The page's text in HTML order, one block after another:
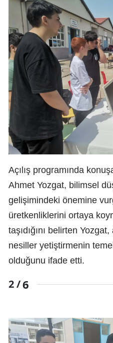
Açılış programında
Ahmet Yozgat, bilimsel
gelişimindeki önemine
üretkenliklerini ortaya
taşıdığını belirten
nesiller yetiştirmenin
olduğunu ifade etti.
2 /6